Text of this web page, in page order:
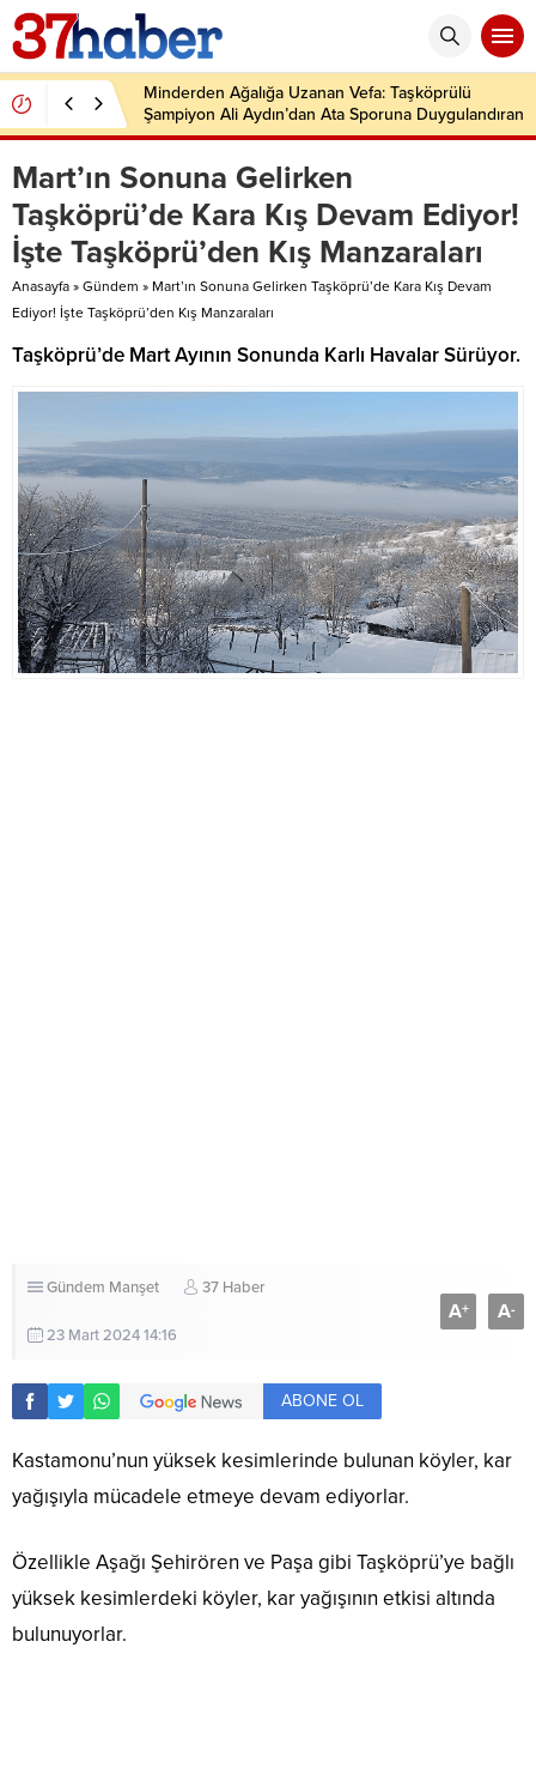
Minderden Ağalığa Uzanan Vefa: Taşköprülü
Şampiyon Ali Aydın’dan Ata Sporuna Duygulandıran
Dönüş
Mart’ın Sonuna Gelirken
Taşköprü’de Kara Kış Devam Ediyor!
İşte Taşköprü’den Kış Manzaraları
Anasayfa » Gündem » Mart’ın Sonuna Gelirken Taşköprü’de Kara Kış Devam
Ediyor! İşte Taşköprü’den Kış Manzaraları
Taşköprü’de Mart Ayının Sonunda Karlı Havalar Sürüyor.
Gündem Manşet 37 Haber
23 Mart 2024 14:16
A+ A-
ABONE OL
Kastamonu’nun yüksek kesimlerinde bulunan köyler, kar
yağışıyla mücadele etmeye devam ediyorlar.
Özellikle Aşağı Şehirören ve Paşa gibi Taşköprü’ye bağlı
yüksek kesimlerdeki köyler, kar yağışının etkisi altında
bulunuyorlar.